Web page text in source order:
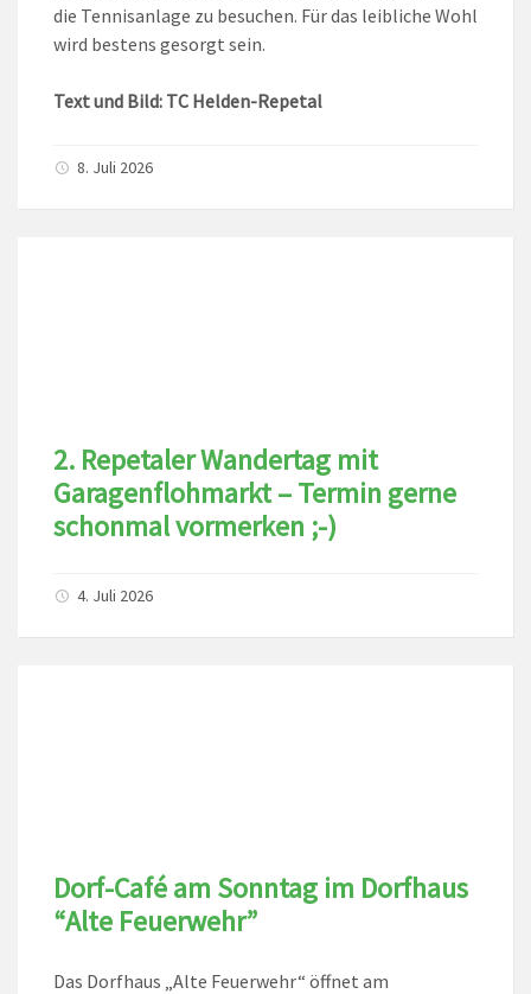
die Tennisanlage zu besuchen. Für das leibliche Wohl
wird bestens gesorgt sein.
Text und Bild: TC Helden-Repetal
8. Juli 2026
2. Repetaler Wandertag mit
Garagenflohmarkt – Termin gerne
schonmal vormerken ;-)
4. Juli 2026
Dorf-Café am Sonntag im Dorfhaus
“Alte Feuerwehr”
Das Dorfhaus „Alte Feuerwehr“ öffnet am